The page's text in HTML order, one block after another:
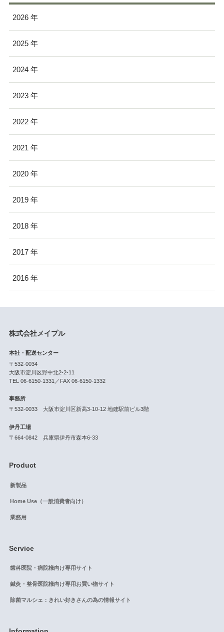
2026
2025
2024
2023
2022
2021
2020
2019
2018
2017
2016
株式会社メイプル
本社・配送センター
〒532-0034
大阪市淀川区野中北2-2-11
TEL 06-6150-1331／FAX 06-6150-1332
事務所
〒532-0033 大阪市淀川区新高3-10-12 地建駅前ビル3階
伊丹工場
〒664-0842 兵庫県伊丹市森本6-33
Product
新製品
Home Use（一般消費者向け）
業務用
Service
歯科医院・病院様向け専用サイト
鍼灸・整骨医院様向け専用お買い物サイト
除菌マルシェ：きれい好きさんの為の情報サイト